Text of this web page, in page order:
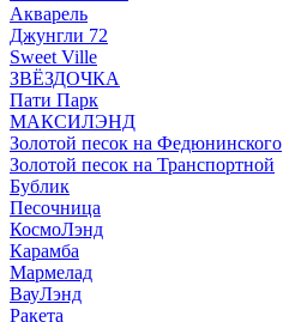
Акварель
Джунгли 72
Sweet Ville
ЗВЁЗДОЧКА
Пати Парк
МАКСИЛЭНД
Золотой песок на Федюнинского
Золотой песок на Транспортной
Бублик
Песочница
КосмоЛэнд
Карамба
Мармелад
ВауЛэнд
Ракета